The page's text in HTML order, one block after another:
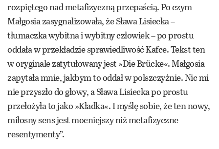
rozpiętego nad metafizyczną przepaścią. Po czym
Małgosia zasygnalizowała, że Sława Lisiecka –
tłumaczka wybitna i wybitny człowiek – po prostu
oddała w przekładzie sprawiedliwość Kafce. Tekst ten
w oryginale zatytułowany jest »Die Brücke«. Małgosia
zapytała mnie, jakbym to oddał w polszczyźnie. Nic mi
nie przyszło do głowy, a Sława Lisiecka po prostu
przełożyła to jako »Kładka«. I myślę sobie, że ten nowy,
miłosny sens jest mocniejszy niż metafizyczne
resentymenty”.